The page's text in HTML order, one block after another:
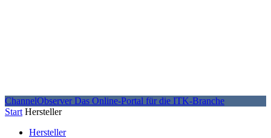
ChannelObserver Das Online-Portal für die ITK-Branche
Start Hersteller
Hersteller